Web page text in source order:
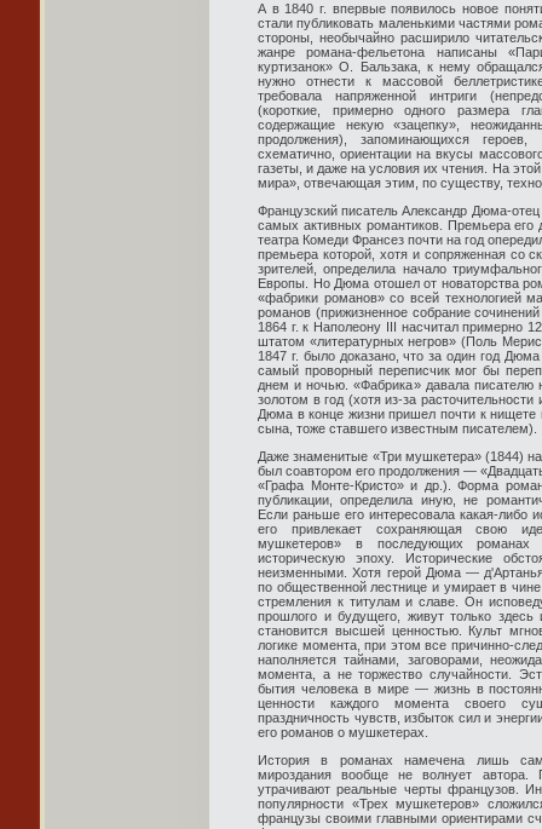
А в 1840 г. впервые появилось новое
стали публиковать маленькими частями
стороны, необычайно расширило
жанре романа-фельетона написаны
куртизанок» О. Бальзака, к нему
нужно отнести к массовой
требовала напряженной интриги
(короткие, примерно одного размера
содержащие некую «зацепку»,
продолжения), запоминающихся
схематично, ориентации на вкусы
газеты, и даже на условия их чтения. На
мира», отвечающая этим, по существу,
Французский писатель Александр Дюма-
самых активных романтиков. Премьера
театра Комеди Франсез почти на год
премьера которой, хотя и сопряженная со
зрителей, определила начало
Европы. Но Дюма отошел от новаторства
«фабрики романов» со всей технологией
романов (прижизненное собрание
1864 г. к Наполеону III насчитал примерно
штатом «литературных негров» (Поль
1847 г. было доказано, что за один год
самый проворный переписчик мог бы
днем и ночью. «Фабрика» давала
золотом в год (хотя из-за
Дюма в конце жизни пришел почти к нищете
сына, тоже ставшего известным писателем).
Даже знаменитые «Три мушкетера» (1844)
был соавтором его продолжения —
«Графа Монте-Кристо» и др.). Форма
публикации, определила иную, не
Если раньше его интересовала какая-либо
его привлекает сохраняющая свою
мушкетеров» в последующих
историческую эпоху. Исторические
неизменными. Хотя герой Дюма —
по общественной лестнице и умирает в
стремления к титулам и славе. Он
прошлого и будущего, живут только
становится высшей ценностью. Культ
логике момента, при этом все причинно-
наполняется тайнами, заговорами,
момента, а не торжество случайности.
бытия человека в мире — жизнь в
ценности каждого момента своего
праздничность чувств, избыток сил и
его романов о мушкетерах.
История в романах намечена лишь
мироздания вообще не волнует автора.
утрачивают реальные черты французов.
популярности «Трех мушкетеров»
французы своими главными ориентирами